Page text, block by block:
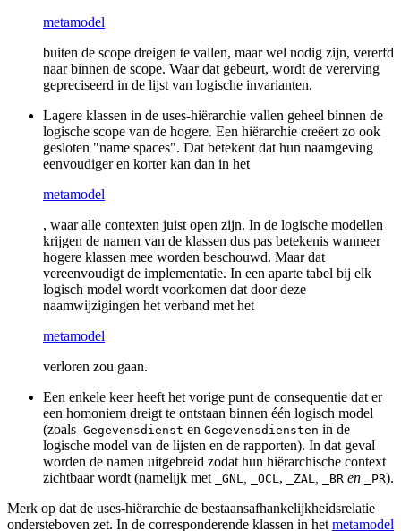
metamodel
buiten de scope dreigen te vallen, maar wel nodig zijn, vererfd
naar binnen de scope. Waar dat gebeurt, wordt de vererving
gepreciseerd in de lijst van logische invarianten.
Lagere klassen in de uses-hiërarchie vallen geheel binnen de
logische scope van de hogere. Een hiërarchie creëert zo ook
gesloten "name spaces". Dat betekent dat hun naamgeving
eenvoudiger en korter kan dan in het
metamodel
, waar alle contexten juist open zijn. In de logische modellen
krijgen de namen van de klassen dus pas betekenis wanneer
hogere klassen mee worden beschouwd. Maar dat
vereenvoudigt de implementatie. In een aparte tabel bij elk
logisch model wordt voorkomen dat door deze
naamwijzigingen het verband met het
metamodel
verloren zou gaan.
Een enkele keer heeft het vorige punt de consequentie dat er
een homoniem dreigt te ontstaan binnen één logisch model
(zoals Gegevensdienst en Gegevensdiensten in de
logische model van de lijsten en de rapporten). In dat geval
worden de namen uitgebreid zodat hun hiërarchische context
zichtbaar wordt (namelijk met
_GNL _OCL , _ZAL _BR en _PR).
Merk op dat de uses-hiërarchie de bestaansafhankelijkheidsrelatie
ondersteboven zet. In de corresponderende klassen in het metamodel